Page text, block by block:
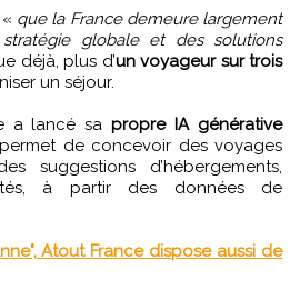
que la France demeure largement
globale et des solutions
déjà, plus d’un voyageur sur trois
un séjour.
a lancé sapropre IA générative
de concevoir des voyages
suggestions d’hébergements,
à partir des données de
Atout France dispose aussi de